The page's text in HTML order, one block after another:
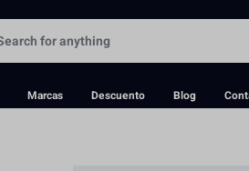
Marcas Descuento Blog